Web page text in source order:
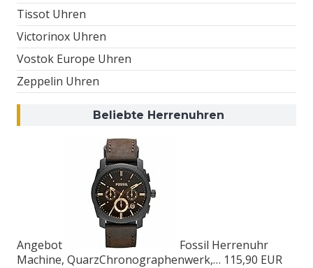
Tissot Uhren
Victorinox Uhren
Vostok Europe Uhren
Zeppelin Uhren
Beliebte Herrenuhren
Angebot
Fossil Herrenuhr
Machine, QuarzChronographenwerk,… 115,90 EUR